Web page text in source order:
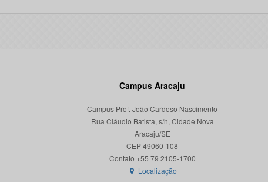
Campus Aracaju
Campus Prof. João Cardoso Nascimento
Rua Cláudio Batista, s/n, Cidade Nova
Aracaju/SE
CEP 49060-108
Localização